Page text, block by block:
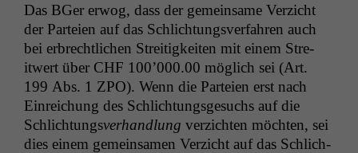
Das BGer erwog, dass der gemein­same Verzicht
der Parteien auf das Schlich­tungsver­fahren auch
bei erbrechtlichen Stre­it­igkeit­en mit einem Stre­
itwert über CHF 100’000.00 möglich sei (Art.
199 Abs. 1 ZPO). Wenn die Parteien erst nach
Ein­re­ichung des Schlich­tungs­ge­suchs auf die
Schlich­tungsver­hand­lung verzicht­en möcht­en, sei
dies einem gemein­samen Verzicht auf das Schlich­